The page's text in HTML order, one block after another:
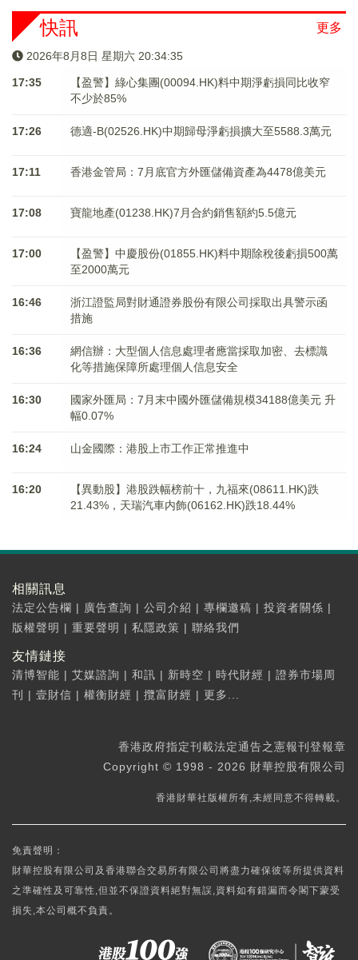
更多
快訊
2026年8月8日 星期六 20:34:35
17:35
【盈警】綠心集團(00094.HK)料中期淨虧損同比收窄
不少於85%
17:26 德適-B(02526.HK)中期歸母淨虧損擴大至5588.3萬元
17:11 香港金管局：7月底官方外匯儲備資產為4478億美元
17:08 寶龍地產(01238.HK)7月合約銷售額約5.5億元
17:00
【盈警】中慶股份(01855.HK)料中期除稅後虧損500萬
至2000萬元
16:46
浙江證監局對財通證券股份有限公司採取出具警示函
措施
16:36
網信辦：大型個人信息處理者應當採取加密、去標識
化等措施保障所處理個人信息安全
16:30
國家外匯局：7月末中國外匯儲備規模34188億美元 升
幅0.07%
16:24 山金國際：港股上市工作正常推進中
16:20
【異動股】港股跌幅榜前十，九福來(08611.HK)跌
21.43%，天瑞汽車内飾(06162.HK)跌18.44%
相關訊息
法定公告欄 | 廣告查詢 | 公司介紹 | 專欄邀稿 | 投資者關係 |
版權聲明 | 重要聲明 | 私隱政策 | 聯絡我們
友情鏈接
清博智能 | 艾媒諮詢 | 和訊 | 新時空 | 時代財經 | 證券市場周
刊
| 壹財信 | 權衡財經 | 攬富財經 | 更多...
香港政府指定刊載法定通告之憲報刊登報章
Copyright © 1998 - 2026 財華控股有限公司
香港財華社版權所有,未經同意不得轉載。
免責聲明：
財華控股有限公司及香港聯合交易所有限公司將盡力確保彼等所提供資料
之準確性及可靠性,但並不保證資料絕對無誤,資料如有錯漏而令閣下蒙受
損失,本公司概不負責。